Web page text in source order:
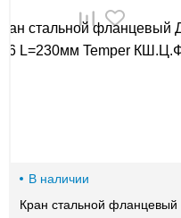
В наличии
Кран стальной фланцевый